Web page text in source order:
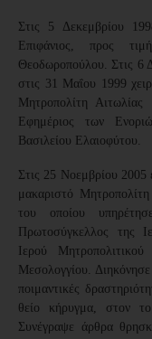
Στις 5 Δεκεμβρίου
Επιφάνιος, προς
Θεοδωροπούλου. Στις 6
στις 31 Μαΐου 1999
Μητροπολίτη
Εφημέριος των
Βασιλείου Ελαιοφύτου.
Στις 25 Νοεμβρίου 2005
μακαριστό
του οποίου
Πρωτοσύγκελλος της
Ιερού
Μεσολογγίου.
ποιμαντικές
θείο κήρυγμα, στον
Συνέγραψε άρθρα